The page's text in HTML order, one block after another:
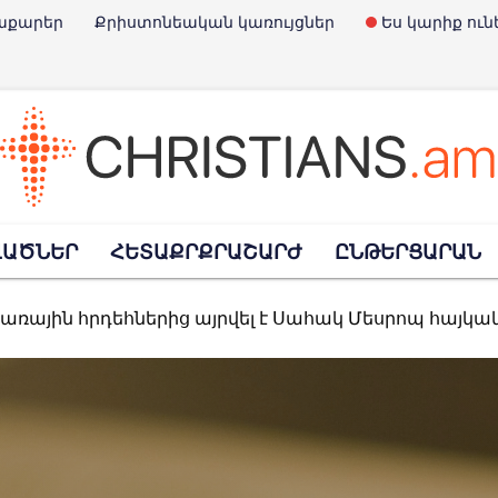
Քրիստոնեական կառույցներ Ես կարիք
ՀԵՏԱՔՐՔՐԱՇԱՐԺ ԸՆԹԵՐՑԱՐԱՆ
Չարլի Քըրքը
օրն է
հրդեհներից այրվել է Սահակ Մեսրոպ
տվեց նախագծին, որով արգելվում է «Child-Free»
է ռուսական ուղղափառ եկեղեցու հետ